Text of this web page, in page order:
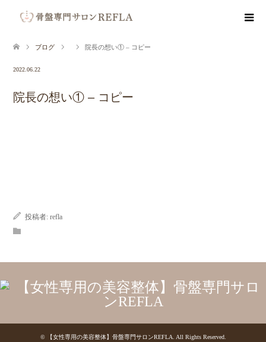
ブログ 院長の想い① – コピー
2022.06.22
院長の想い① – コピー
投稿者: refla
© 【女性専用の美容整体】骨盤専門サロンREFLA. All Rights Reserved.